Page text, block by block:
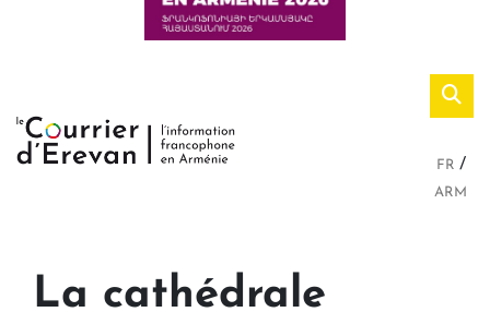
FR
ARM
La cathédrale